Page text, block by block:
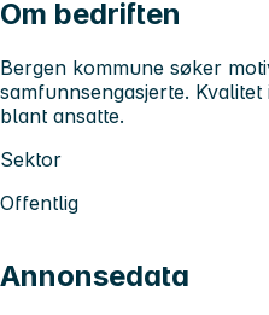
Om bedriften
Bergen kommune søker
samfunnsengasjerte.
blant ansatte.
Sektor
Offentlig
Annonsedata